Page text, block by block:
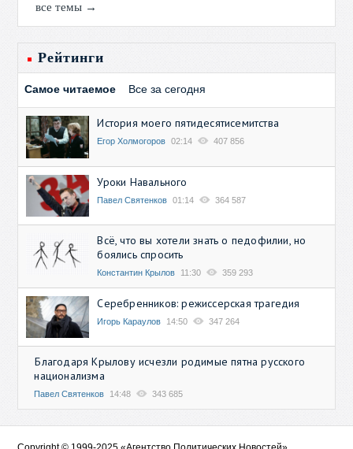
все темы →
Рейтинги
Самое читаемое Все за сегодня
История моего пятидесятисемитства
Егор Холмогоров 02:14 407 856
Уроки Навального
Павел Святенков 01:14 364 587
Всё, что вы хотели знать о педофилии, но
боялись спросить
Константин Крылов 11:30 359 293
Серебренников: режиссерская трагедия
Игорь Караулов 14:50 347 264
Благодаря Крылову исчезли родимые пятна русского
национализма
Павел Святенков 14:48 343 685